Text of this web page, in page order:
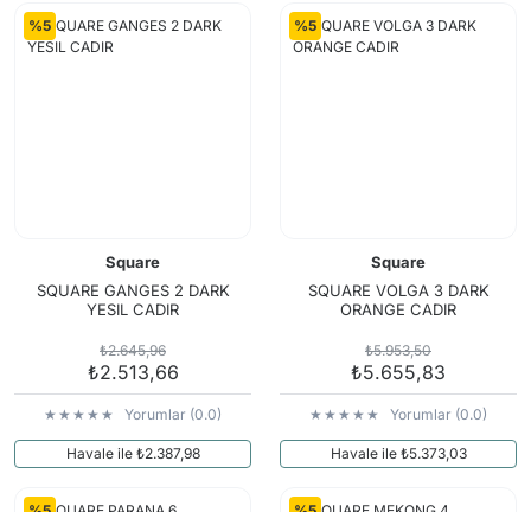
%5
Square
SQUARE GANGES 2 DARK
YESIL CADIR
₺2.645,96
₺2.513,66
Yorumlar (0.0)
Havale ile ₺2.387,98
%5
Square
SQUARE VOLGA 3 DARK
ORANGE CADIR
₺5.953,50
₺5.655,83
Yorumlar (0.0)
Havale ile ₺5.373,03